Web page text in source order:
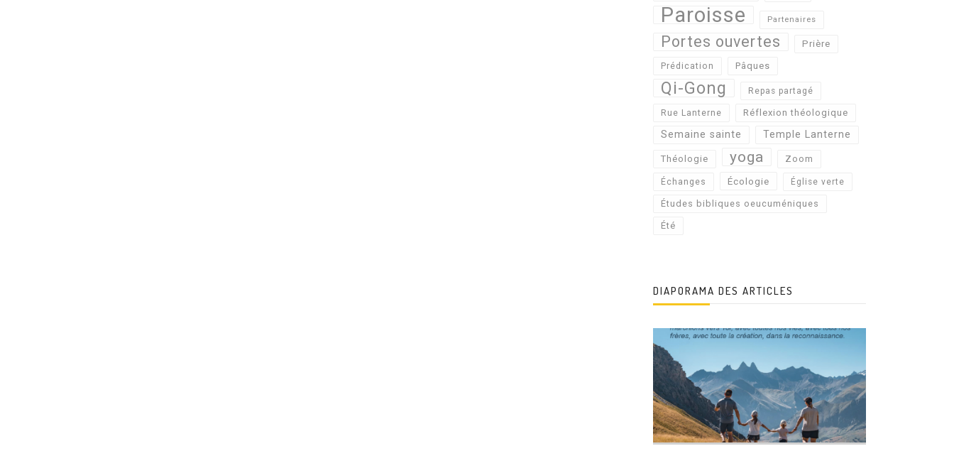
Paroisse Partenaires
Portes ouvertes Prière
Prédication Pâques
Qi-Gong Repas partagé
Rue Lanterne Réflexion théologique
Semaine sainte Temple Lanterne
Théologie yoga Zoom
Échanges Écologie Église verte
Études bibliques oeucuméniques
Été
DIAPORAMA DES ARTICLES